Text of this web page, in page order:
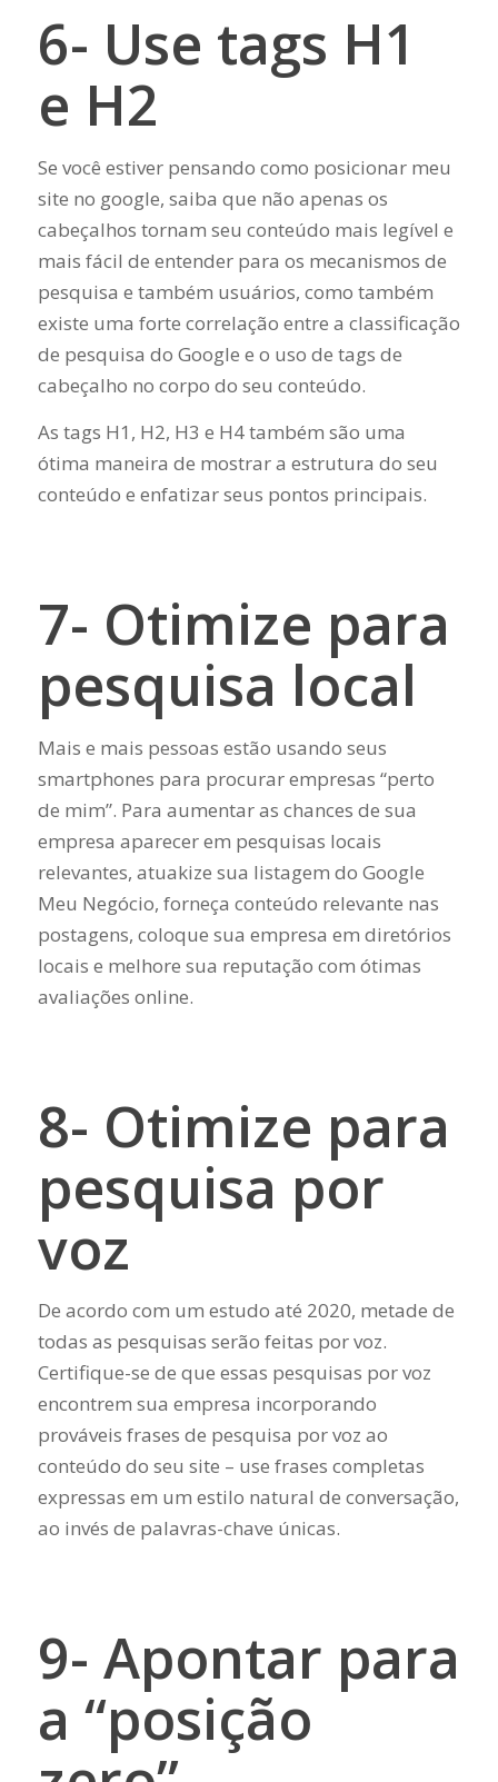
6- Use tags H1
e H2
Se você estiver pensando como posicionar meu
site no google, saiba que não apenas os
cabeçalhos tornam seu conteúdo mais legível e
mais fácil de entender para os mecanismos de
pesquisa e também usuários, como também
existe uma forte correlação entre a classificação
de pesquisa do Google e o uso de tags de
cabeçalho no corpo do seu conteúdo.
As tags H1, H2, H3 e H4 também são uma
ótima maneira de mostrar a estrutura do seu
conteúdo e enfatizar seus pontos principais.
7- Otimize para
pesquisa local
Mais e mais pessoas estão usando seus
smartphones para procurar empresas “perto
de mim”. Para aumentar as chances de sua
empresa aparecer em pesquisas locais
relevantes, atuakize sua listagem do Google
Meu Negócio, forneça conteúdo relevante nas
postagens, coloque sua empresa em diretórios
locais e melhore sua reputação com ótimas
avaliações online.
8- Otimize para
pesquisa por
voz
De acordo com um estudo até 2020, metade de
todas as pesquisas serão feitas por voz.
Certifique-se de que essas pesquisas por voz
encontrem sua empresa incorporando
prováveis ​​frases de pesquisa por voz ao
conteúdo do seu site – use frases completas
expressas em um estilo natural de conversação,
ao invés de palavras-chave únicas.
9- Apontar para
a “posição